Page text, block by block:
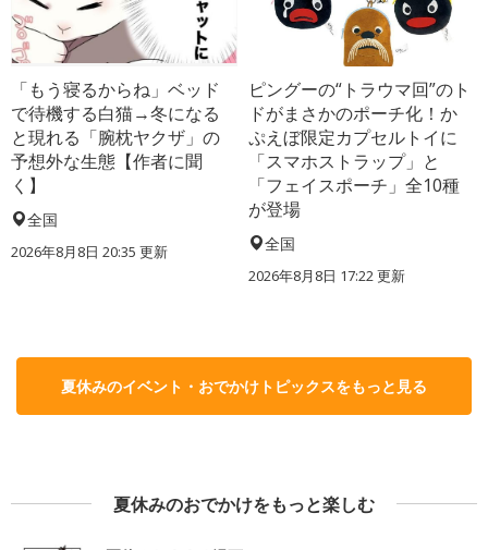
「もう寝るからね」ベッド
で待機する白猫→冬になる
と現れる「腕枕ヤクザ」の
予想外な生態【作者に聞
く】
全国
2026年8月8日 20:35 更新
ピングーの“トラウマ回”のト
ドがまさかのポーチ化！か
ぷえぼ限定カプセルトイに
「スマホストラップ」と
「フェイスポーチ」全10種
が登場
全国
2026年8月8日 17:22更新
夏休みのイベント・おでかけトピックスをもっと見る
夏休みのおでかけをもっと楽しむ